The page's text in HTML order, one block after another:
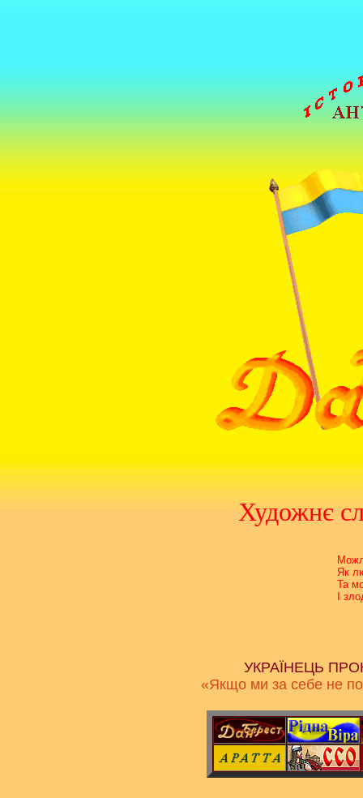
Художнє
Як
Та
І
УКРАЇНЕЦЬ
«Якщо ми за себе не